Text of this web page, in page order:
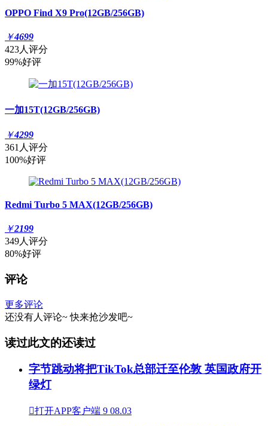
OPPO Find X9 Pro(12GB/256GB)
￥4699
423人评分
99%好评
一加15T(12GB/256GB)
￥4299
361人评分
100%好评
Redmi Turbo 5 MAX(12GB/256GB)
￥2199
349人评分
80%好评
评论
更多评论
还没有人评论~ 快来抢沙发吧~
读过此文的还读过
字节跳动将把TikTok总部迁至伦敦 英国政府开
绿灯
打开APP客户端 9 08.03